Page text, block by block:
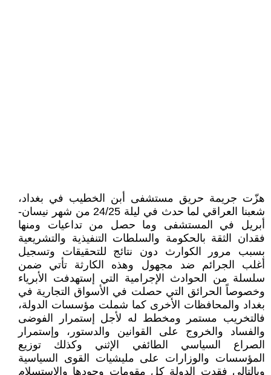
هزّت جريمة حريق مستشفى أبن الخطيب في بغداد،
شعبنا العراقي لما حدث في ليلة 24/25 من شهر نيسان-
أبريل في المستشفى وما حصل من تداعيات ومنها
فقدان الثقة بالحكومة والسلطات التنفيذية والتشريعية
بسبب مرور الكوارث دون نتائج للتحقيقات وتسجيل
أغلب الجرائم ضد مجهول وهذه الكارثة تأتي ضمن
سلسلة من الحوادث الإجرامية التي إستهدفت الأبرياء
وخصوصاً الحرائق التي حصلت في الأسواق التجارية في
بغداد والمحافظات الأخرى كما شملت مؤسسات الدولة،
فالتخريب مستمر ومخطط له لأجل إستمرار الفوضى
والفساد والخروج على القوانين والدستور، وإستمرار
الصراع السياسي الطائفي الإثني وكذلك توزيع
المؤسسات والوزارات على مليشيات القوى السياسية
وبالتالي فقدت الدولة كل مقومات وجودها والإستسلام